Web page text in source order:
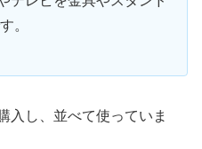
。
入し、並べて使っていま